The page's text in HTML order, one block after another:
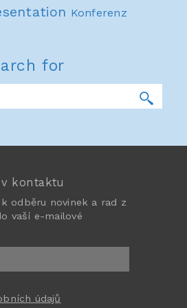
Konferenz
for
kontaktu
odběru novinek a rad z
vaší e-mailové
údajů